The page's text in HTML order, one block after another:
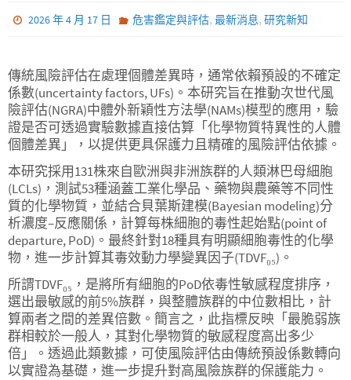
2026 年 4 月 17 日 危害鑑定與評估, 最新消息, 研究新知
傳統風險評估在處理個體差異時，通常依賴預設的不確定
係數(uncertainty factors, UFs)。本研究旨在推動次世代風
險評估(NGRA)中體外新穎性方法學(NAMs)模型的應用，驗
證是否可透過實驗數據直接估算「化學物質特異性的人體
個體差異」，以提供更具保護力且精確的風險評估依據。
本研究採用131株來自歐洲與非洲族群的人類淋巴母細胞
(LCLs)，測試53種涵蓋工業化學品、藥物與農藥等不同性
質的化學物質，並結合貝葉斯建模(Bayesian modeling)分
析濃度–反應關係，計算每株細胞的毒性起始點(point of
departure, PoD)。最終針對18種具有明顯細胞毒性的化學
物，進一步計算其毒效動力學變異因子(TDVF₀₅)。
所謂TDVF₀₅，是將所有細胞的PoD依毒性敏感程度排序，
選出最敏感的前5%族群，與整體族群的中位數相比，計
算兩者之間的差異倍數。簡言之，此指標反映「最脆弱族
群相較於一般人，其對化學物質的敏感程度高出多少
倍」。透過此類數據，可使風險評估由傳統預設係數轉向
以實證為基礎，進一步提升對高風險族群的保護能力。